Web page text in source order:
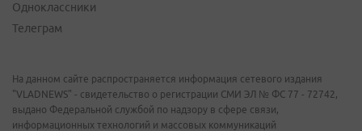
Одноклассники
Телеграм
На данном сайте распространяется информация сетевого издания
"VLADNEWS" - свидетельство о регистрации СМИ ЭЛ № ФС 77 - 72742,
выдано Федеральной службой по надзору в сфере связи,
информационных технологий и массовых коммуникаций